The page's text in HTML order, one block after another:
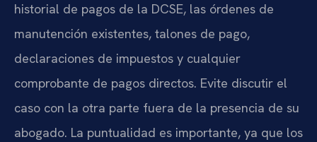
historial de pagos de la DCSE, las órdenes de
manutención existentes, talones de pago,
declaraciones de impuestos y cualquier
comprobante de pagos directos. Evite discutir el
caso con la otra parte fuera de la presencia de su
abogado. La puntualidad es importante, ya que los